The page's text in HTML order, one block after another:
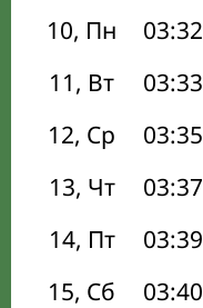
10, Пн
03:32
11, Вт
03:33
12, Ср
03:35
13, Чт
03:37
14, Пт
03:39
15, Сб
03:40